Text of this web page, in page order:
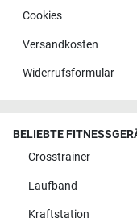
Cookies
Versandkosten
Widerrufsformular
BELIEBTE
Crosstrainer
Laufband
Kraftstation